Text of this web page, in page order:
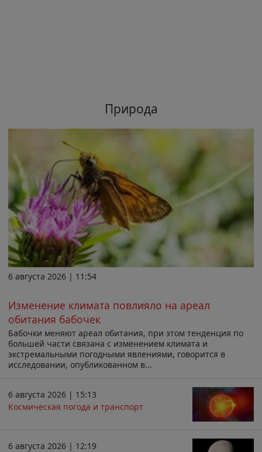
Природа
6 августа 2026 | 11:54
Изменение климата повлияло на ареал
обитания бабочек
Бабочки меняют ареал обитания, при этом тенденция по
большей части связана с изменением климата и
экстремальными погодными явлениями, говорится в
исследовании, опубликованном в...
6 августа 2026 | 15:13
Космическая погода и транспорт
6 августа 2026 | 12:19